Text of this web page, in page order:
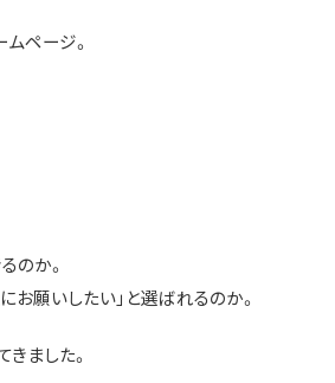
ページ。
のか。
お願いしたい」と選ばれるのか。
きました。